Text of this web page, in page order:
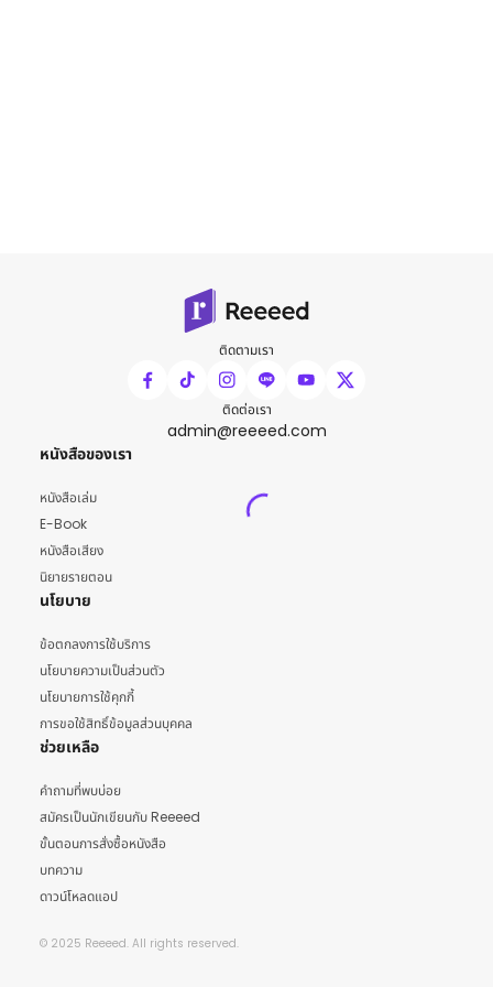
ติดตามเรา
ติดต่อเรา
admin@reeeed.com
หนังสือของเรา
หนังสือเล่ม
E-Book
หนังสือเสียง
นิยายรายตอน
นโยบาย
ข้อตกลงการใช้บริการ
นโยบายความเป็นส่วนตัว
นโยบายการใช้คุกกี้
การขอใช้สิทธิ์ข้อมูลส่วนบุคคล
ช่วยเหลือ
คำถามที่พบบ่อย
สมัครเป็นนักเขียนกับ Reeeed
ขั้นตอนการสั่งซื้อหนังสือ
บทความ
ดาวน์โหลดแอป
© 2025 Reeeed. All rights reserved.